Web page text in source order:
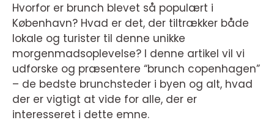
Hvorfor er brunch blevet så populært i
København? Hvad er det, der tiltrækker både
lokale og turister til denne unikke
morgenmadsoplevelse? I denne artikel vil vi
udforske og præsentere “brunch copenhagen”
– de bedste brunchsteder i byen og alt, hvad
der er vigtigt at vide for alle, der er
interesseret i dette emne.